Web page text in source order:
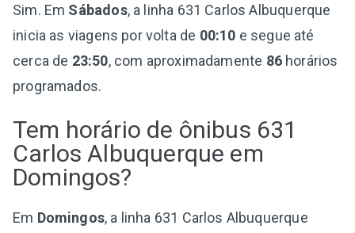
Sim. Em Sábados, a linha 631 Carlos Albuquerque
inicia as viagens por volta de 00:10 e segue até
cerca de 23:50, com aproximadamente 86horários
programados.
Tem horário de ônibus 631
Carlos Albuquerque em
Domingos?
Em Domingos, a linha 631 Carlos Albuquerque